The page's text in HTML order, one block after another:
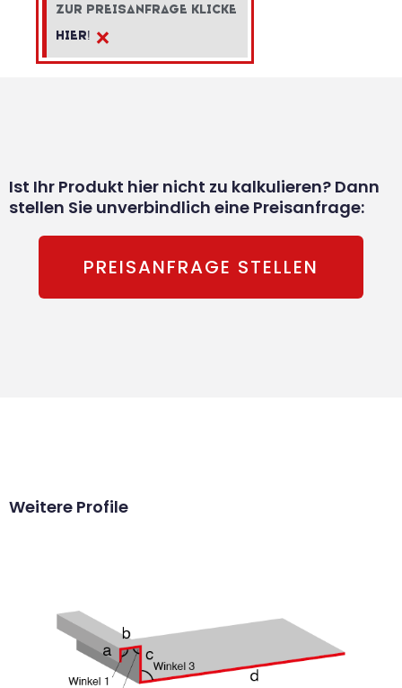
Zur Preisanfrage klicke
hier! ×
Ist Ihr Produkt hier nicht zu kalkulieren? Dann
stellen Sie unverbindlich eine Preisanfrage:
PREISANFRAGE STELLEN
Weitere Profile